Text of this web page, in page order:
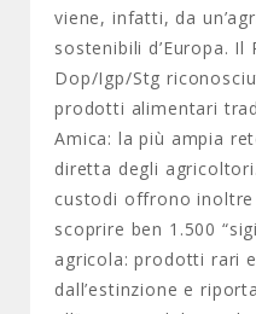
viene, infatti, da
sostenibili d’Europa.
Dop/Igp/Stg
prodotti alimentari
Amica: la più ampia
diretta degli
custodi offrono
scoprire ben 1.500
agricola: prodotti rari
dall’estinzione e